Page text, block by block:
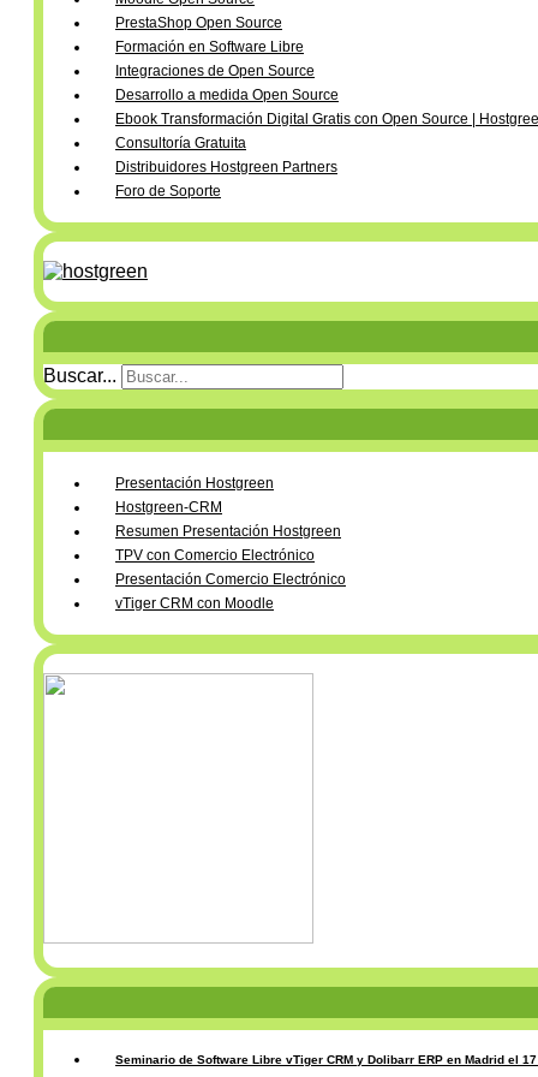
PrestaShop Open Source
Formación en Software Libre
Integraciones de Open Source
Desarrollo a medida Open Source
Ebook Transformación Digital Gratis con Open Source |
Consultoría Gratuita
Distribuidores Hostgreen Partners
Foro de Soporte
Buscar...
Presentación Hostgreen
Hostgreen-CRM
Resumen Presentación Hostgreen
TPV con Comercio Electrónico
Presentación Comercio Electrónico
vTiger CRM con Moodle
Seminario de Software Libre vTiger CRM y Dolibarr ERP en Madrid el